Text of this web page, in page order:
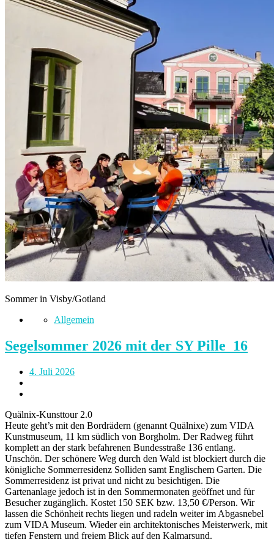
Sommer in Visby/Gotland
Allgemein
Segelsommer 2026 mit der SY Pille_16
4. Juli 2026
Quälnix-Kunsttour 2.0
Heute geht’s mit den Bordrädern (genannt Quälnixe) zum VIDA
Kunstmuseum, 11 km südlich von Borgholm. Der Radweg führt
komplett an der stark befahrenen Bundesstraße 136 entlang.
Unschön. Der schönere Weg durch den Wald ist blockiert durch die
königliche Sommerresidenz Solliden samt Englischem Garten. Die
Sommerresidenz ist privat und nicht zu besichtigen. Die
Gartenanlage jedoch ist in den Sommermonaten geöffnet und für
Besucher zugänglich. Kostet 150 SEK bzw. 13,50 €/Person. Wir
lassen die Schönheit rechts liegen und radeln weiter im Abgasnebel
zum VIDA Museum. Wieder ein architektonisches Meisterwerk, mit
tiefen Fenstern und freiem Blick auf den Kalmarsund.